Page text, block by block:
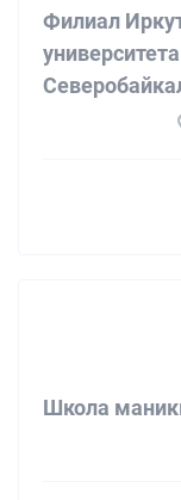
Филиал
Школа